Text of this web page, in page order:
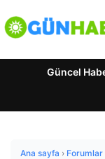
Güncel
Ana sayfa › Forumlar